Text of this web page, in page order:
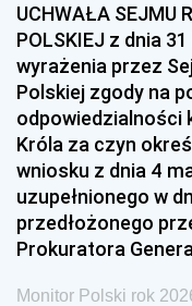
1996
1993
1990
1987
1984
1981
1978
1975
UCHWAŁA SEJMU
POLSKIEJ z dnia
wyrażenia przez
Polskiej zgody na
odpowiedzialności
Króla za czyn
wniosku z dnia 4
uzupełnionego w
przedłożonego
Prokuratora
Monitor Polski rok